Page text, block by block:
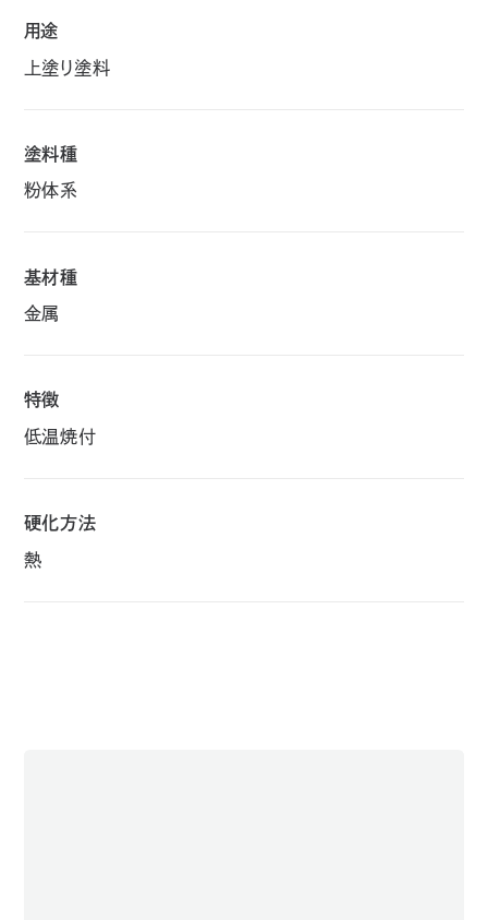
用途
上塗り塗料
塗料種
粉体系
基材種
金属
特徴
低温焼付
硬化方法
熱